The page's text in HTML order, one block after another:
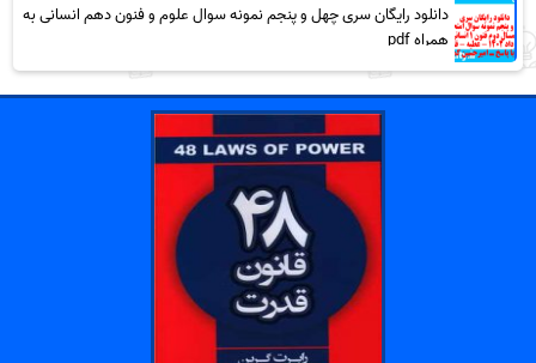
دانلود رایگان سری چهل و پنجم نمونه سوال علوم و فنون دهم انسانی به
همراه pdf